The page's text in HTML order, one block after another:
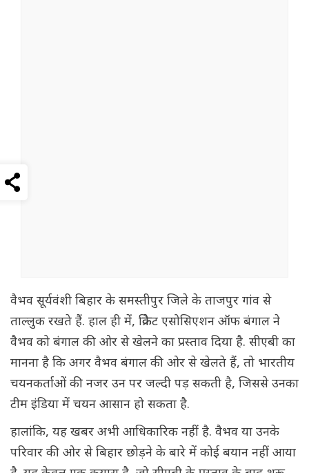
वैभव सूर्यवंशी बिहार के समस्तीपुर जिले के ताजपुर गांव से
ताल्लुक रखते हैं. हाल ही में, क्रिकेट एसोसिएशन ऑफ बंगाल ने
वैभव को बंगाल की ओर से खेलने का प्रस्ताव दिया है. सीएबी का
मानना है कि अगर वैभव बंगाल की ओर से खेलते हैं, तो भारतीय
चयनकर्ताओं की नजर उन पर जल्दी पड़ सकती है, जिससे उनका
टीम इंडिया में चयन आसान हो सकता है.
हालांकि, यह खबर अभी आधिकारिक नहीं है. वैभव या उनके
परिवार की ओर से बिहार छोड़ने के बारे में कोई बयान नहीं आया